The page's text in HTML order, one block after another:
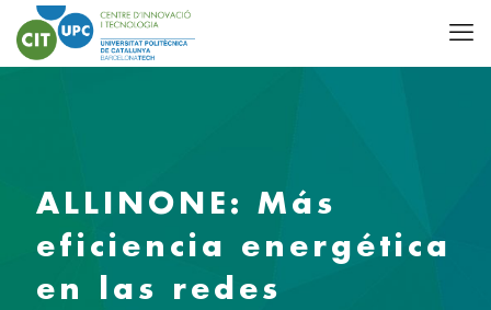
ALLINONE: Más
eficiencia energética
en las redes